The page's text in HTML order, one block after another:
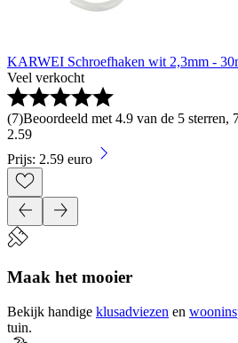
KARWEI Schroefhaken wit 2,3mm -
Veel verkocht
(7)Beoordeeld met 4.9 van de 5 sterren,
2.59
Prijs: 2.59 euro
Maak het mooier
Bekijk handige klusadviezen en
tuin.